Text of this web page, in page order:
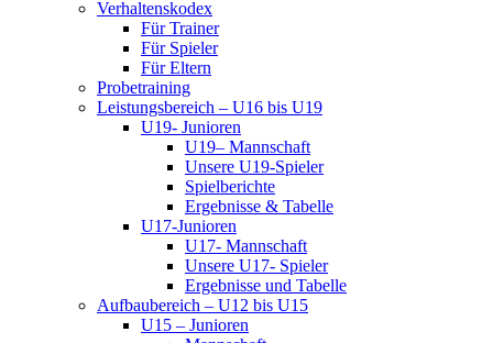
Verhaltenskodex
Für Trainer
Für Spieler
Für Eltern
Probetraining
Leistungsbereich – U16 bis U19
U19- Junioren
U19– Mannschaft
Unsere U19-Spieler
Spielberichte
Ergebnisse & Tabelle
U17-Junioren
U17- Mannschaft
Unsere U17- Spieler
Ergebnisse und Tabelle
Aufbaubereich – U12 bis U15
U15 – Junioren